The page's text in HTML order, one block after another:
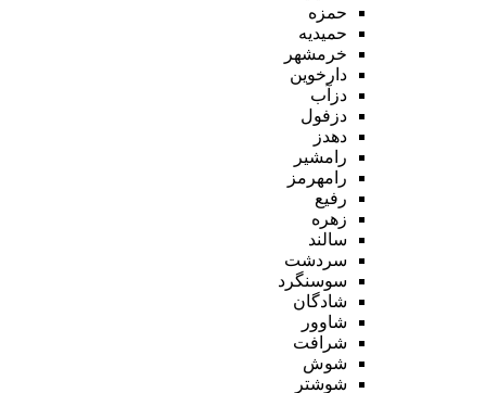
حمزه
حمیدیه
خرمشهر
دارخوین
دزآب
دزفول
دهدز
رامشیر
رامهرمز
رفیع
زهره
سالند
سردشت
سوسنگرد
شادگان
شاوور
شرافت
شوش
شوشتر